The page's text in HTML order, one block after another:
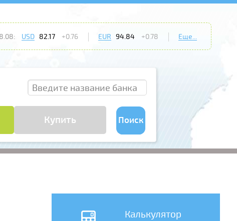
USD 82.17 +0.76 EUR 94.84 +0.78 Еще...
Купить Поиск
Калькулятор